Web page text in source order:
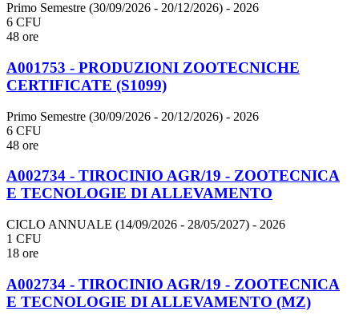
Primo Semestre (30/09/2026 - 20/12/2026) - 2026
6 CFU
48 ore
A001753 - PRODUZIONI ZOOTECNICHE
CERTIFICATE (S1099)
Primo Semestre (30/09/2026 - 20/12/2026) - 2026
6 CFU
48 ore
A002734 - TIROCINIO AGR/19 - ZOOTECNICA
E TECNOLOGIE DI ALLEVAMENTO
CICLO ANNUALE (14/09/2026 - 28/05/2027) - 2026
1 CFU
18 ore
A002734 - TIROCINIO AGR/19 - ZOOTECNICA
E TECNOLOGIE DI ALLEVAMENTO (MZ)